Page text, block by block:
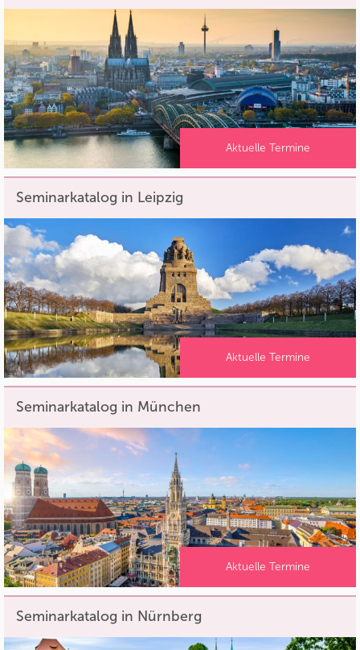
Aktuelle Termine
Seminarkatalog in Leipzig
Aktuelle Termine
Seminarkatalog in München
Aktuelle Termine
Seminarkatalog in Nürnberg